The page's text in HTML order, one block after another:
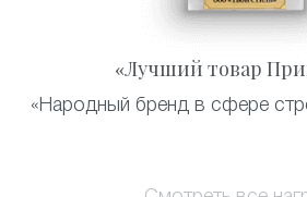
«Лучший товар
«Народный бренд в сфере